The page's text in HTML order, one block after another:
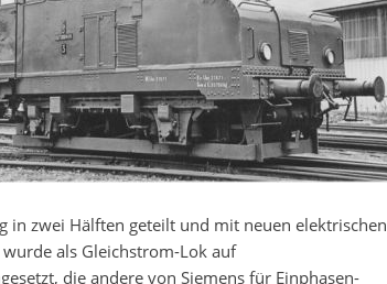
in zwei Hälften geteilt und mit neuen elektrischen
als Gleichstrom-Lok auf
die andere von Siemens für Einphasen-